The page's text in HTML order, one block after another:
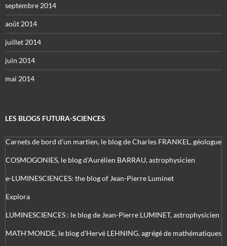
septembre 2014
août 2014
juillet 2014
juin 2014
mai 2014
LES BLOGS FUTURA-SCIENCES
Carnets de bord d’un martien, le blog de Charles FRANKEL, géologue
COSMOGONIES, le blog d'Aurélien BARRAU, astrophysicien
e-LUMINESCIENCES: the blog of Jean-Pierre Luminet
Explora
LUMINESCIENCES : le blog de Jean-Pierre LUMINET, astrophysicien
MATH'MONDE, le blog d'Hervé LEHNING, agrégé de mathématiques